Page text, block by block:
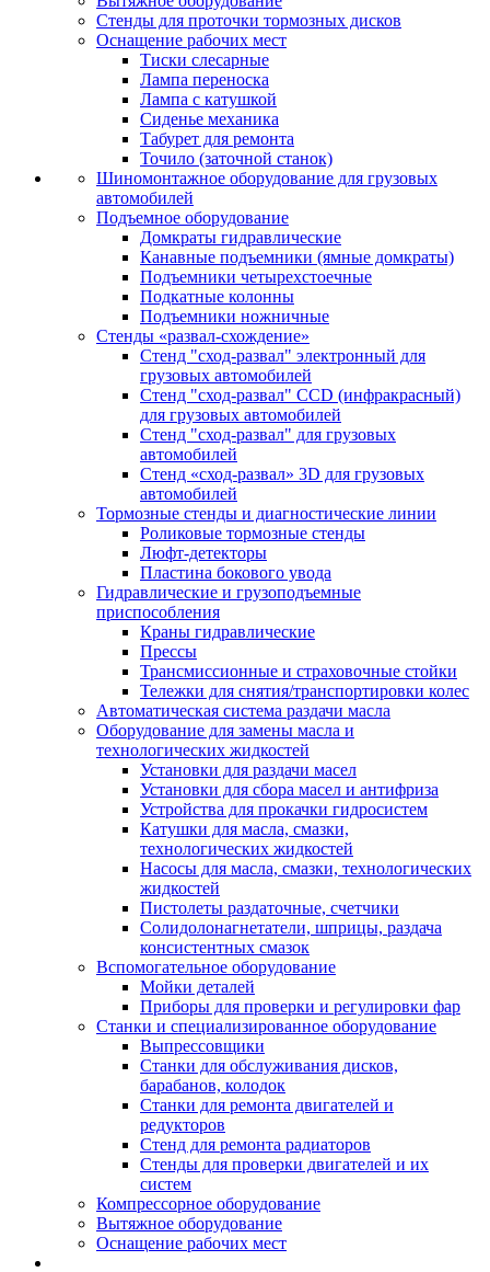
Стенды для проточки тормозных дисков
Оснащение рабочих мест
Тиски слесарные
Лампа переноска
Лампа с катушкой
Сиденье механика
Табурет для ремонта
Точило (заточной станок)
Шиномонтажное оборудование для грузовых
автомобилей
Подъемное оборудование
Домкраты гидравлические
Канавные подъемники (ямные домкраты)
Подъемники четырехстоечные
Подкатные колонны
Подъемники ножничные
Стенды «развал-схождение»
Стенд "сход-развал" электронный для
грузовых автомобилей
Стенд "сход-развал" CCD (инфракрасный)
для грузовых автомобилей
Стенд "сход-развал" для грузовых
автомобилей
Стенд «сход-развал» 3D для грузовых
автомобилей
Тормозные стенды и диагностические линии
Роликовые тормозные стенды
Люфт-детекторы
Пластина бокового увода
Гидравлические и грузоподъемные
приспособления
Краны гидравлические
Прессы
Трансмиссионные и страховочные стойки
Тележки для снятия/транспортировки колес
Автоматическая система раздачи масла
Оборудование для замены масла и
технологических жидкостей
Установки для раздачи масел
Установки для сбора масел и антифриза
Устройства для прокачки гидросистем
Катушки для масла, смазки,
технологических жидкостей
Насосы для масла, смазки, технологических
жидкостей
Пистолеты раздаточные, счетчики
Солидолонагнетатели, шприцы, раздача
консистентных смазок
Вспомогательное оборудование
Мойки деталей
Приборы для проверки и регулировки фар
Станки и специализированное оборудование
Выпрессовщики
Станки для обслуживания дисков,
барабанов, колодок
Станки для ремонта двигателей и
редукторов
Стенд для ремонта радиаторов
Стенды для проверки двигателей и их
систем
Компрессорное оборудование
Вытяжное оборудование
Оснащение рабочих мест